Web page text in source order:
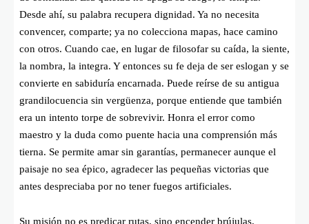
Desde ahí, su palabra recupera dignidad. Ya no necesita
convencer, comparte; ya no colecciona mapas, hace camino
con otros. Cuando cae, en lugar de filosofar su caída, la siente,
la nombra, la integra. Y entonces su fe deja de ser eslogan y se
convierte en sabiduría encarnada. Puede reírse de su antigua
grandilocuencia sin vergüenza, porque entiende que también
era un intento torpe de sobrevivir. Honra el error como
maestro y la duda como puente hacia una comprensión más
tierna. Se permite amar sin garantías, permanecer aunque el
paisaje no sea épico, agradecer las pequeñas victorias que
antes despreciaba por no tener fuegos artificiales.
Su misión no es predicar rutas, sino encender brújulas.